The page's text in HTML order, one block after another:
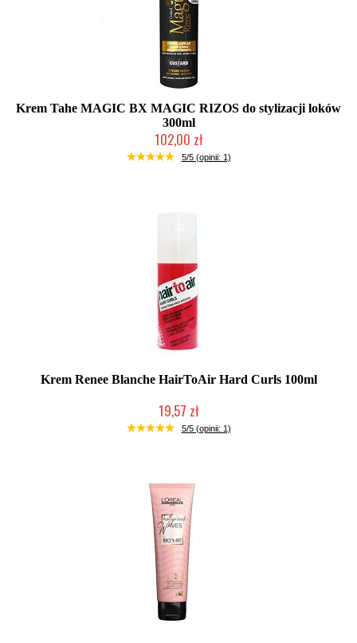
Krem Tahe MAGIC BX MAGIC RIZOS do stylizacji loków
300ml
102,00 zł
Duża ilość (wysyłka w 24h)
5/5 (opinii: 1)
Krem Renee Blanche HairToAir Hard Curls 100ml
19,57 zł
Produkt wycofany
5/5 (opinii: 1)